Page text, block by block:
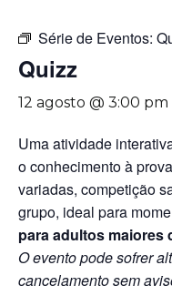
Série de Eventos:
Quizz
12 agosto @ 3:00 pm
Uma atividade
o conhecimento à
variadas, competição
grupo, ideal para
para adultos maiores
O evento pode sofrer
cancelamento sem